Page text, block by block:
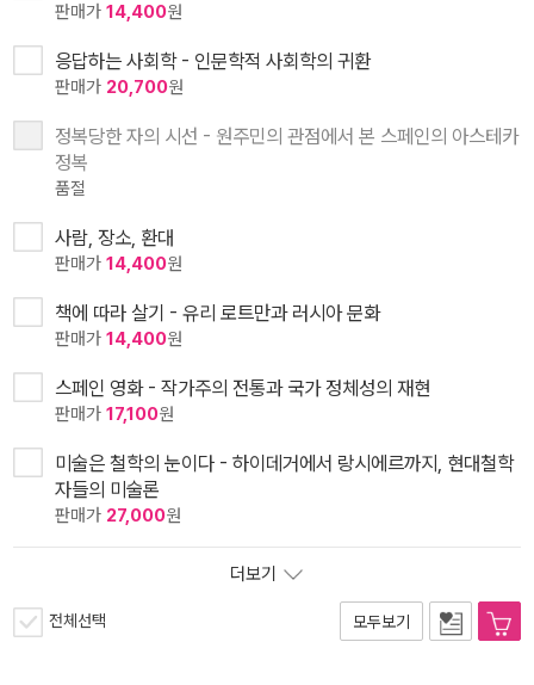
판매가 14,400원
응답하는 사회학 - 인문학적 사회학의 귀환
판매가 20,700원
정복당한 자의 시선 - 원주민의 관점에서 본 스페인의 아스테카
정복
품절
사람, 장소, 환대
판매가 14,400원
책에 따라 살기 - 유리 로트만과 러시아 문화
판매가 14,400원
스페인 영화 - 작가주의 전통과 국가 정체성의 재현
판매가 17,100원
미술은 철학의 눈이다 - 하이데거에서 랑시에르까지, 현대철학
자들의 미술론
판매가 27,000원
더보기
전체선택 모두보기